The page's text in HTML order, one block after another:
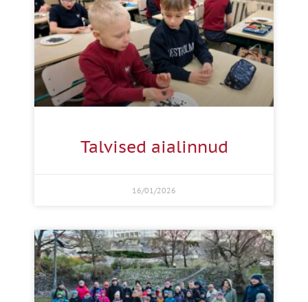
Talvised aialinnud
16/01/2026